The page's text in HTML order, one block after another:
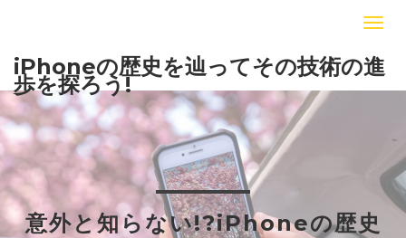
iPhoneの歴史を辿ってその技術の進
歩を探ろう!
意外と知らない!?iPhoneの歴史